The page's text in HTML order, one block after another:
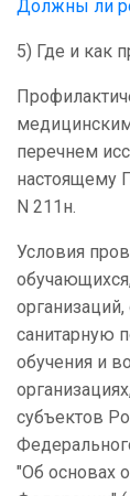
Должны ли
5) Где и как
перечнем
настоящему
N 211н.
Условия
санитарную
обучения и
субъектов
"Об основах